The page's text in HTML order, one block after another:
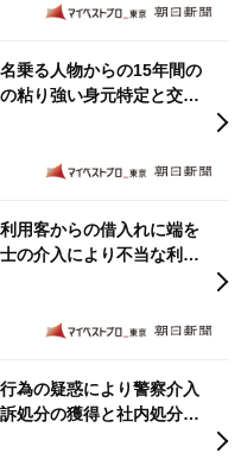
乗る人物からの15年間の
粘り強い身元特定と交渉
回収し解決した事例
用客からの借入れに端を
の介入により不当な利息
分割返済で関係を遮断し
為の疑惑により警察介入
処分の獲得と社内処分の